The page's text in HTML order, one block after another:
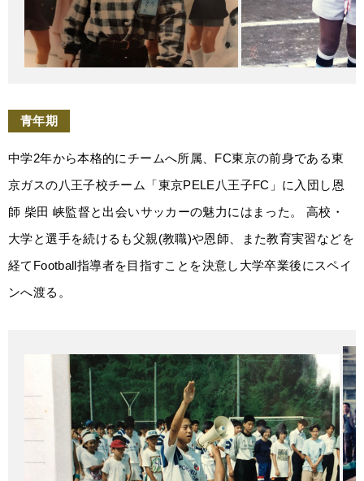
青年期
中学2年から本格的にチームへ所属、FC東京の前身である東
京ガスの八王子校チーム「東京PELE八王子FC」に入団し恩
師 柴田 峡監督と出会いサッカーの魅力にはまった。 高校・
大学と選手を続けるも父親(教職)や恩師、また教育実習などを
経てFootball指導者を目指すことを決意し大学卒業後にスペイ
ンへ渡る。